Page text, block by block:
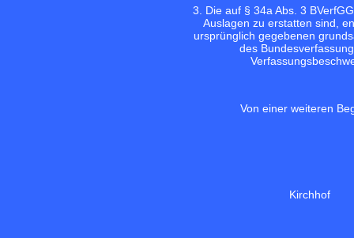
3. Die auf § 34a Abs. 3
Auslagen zu erstatten sind,
ursprünglich gegebenen
des
Von einer weiteren
Kirchhof